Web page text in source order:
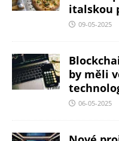
italskou
09-05-2025
by měli
06-05-2025